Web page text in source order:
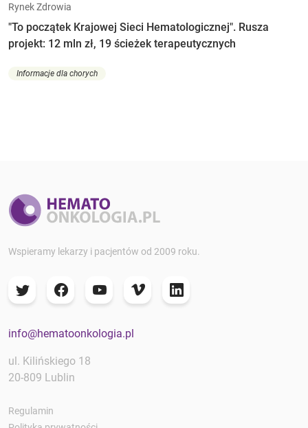
Rynek Zdrowia
"To początek Krajowej Sieci Hematologicznej". Rusza
projekt: 12 mln zł, 19 ścieżek terapeutycznych
Informacje dla chorych
Wspieramy lekarzy i pacjentów od 2009 roku.
info@hematoonkologia.pl
ul. Kilińskiego 18
20-809 Lublin
Regulamin